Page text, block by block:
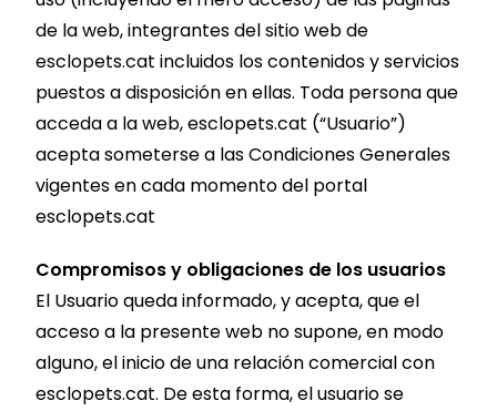
de la web, integrantes del sitio web de
esclopets.cat incluidos los contenidos y servicios
puestos a disposición en ellas. Toda persona que
acceda a la web, esclopets.cat (“Usuario”)
acepta someterse a las Condiciones Generales
vigentes en cada momento del portal
esclopets.cat
Compromisos y obligaciones de los usuarios
El Usuario queda informado, y acepta, que el
acceso a la presente web no supone, en modo
alguno, el inicio de una relación comercial con
esclopets.cat. De esta forma, el usuario se